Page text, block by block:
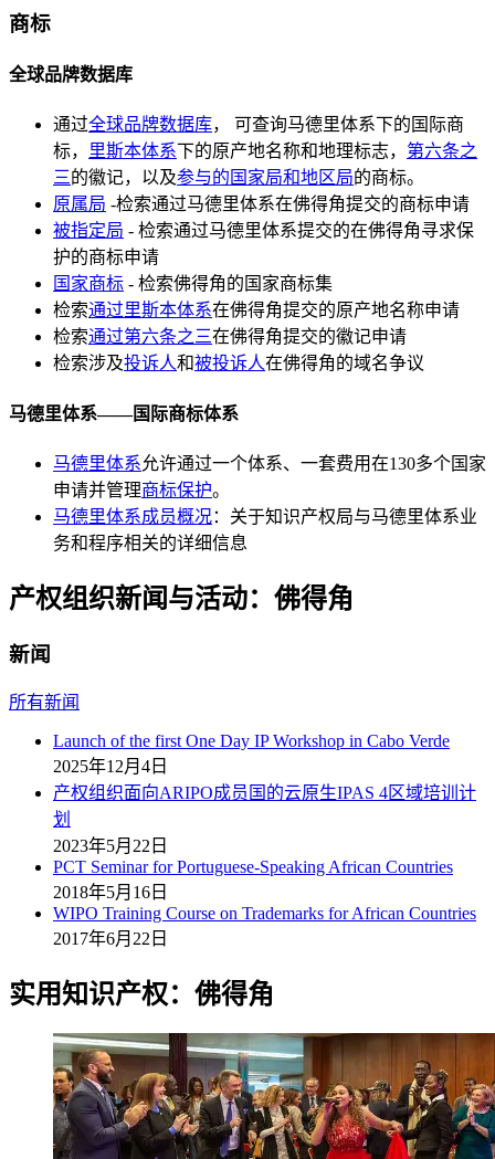
商标
全球品牌数据库
通过全球品牌数据库， 可查询马德里体系下的国际商
标，
里斯本体系下的原产地名称和地理标志， 第六条之
三的徽记，以及参与的国家局和地区局的商标。
原属局 -检索通过马德里体系在佛得角提交的商标申请
被指定局 - 检索通过马德里体系提交的在佛得角寻求保
护的商标申请
国家商标 - 检索佛得角的国家商标集
检索通过里斯本体系在佛得角提交的原产地名称申请
检索通过第六条之三在佛得角提交的徽记申请
检索涉及投诉人和被投诉人在佛得角的域名争议
马德里体系——国际商标体系
马德里体系允许通过一个体系、一套费用在130多个国家
申请并管理商标保护。
马德里体系成员概况：关于知识产权局与马德里体系业
务和程序相关的详细信息
产权组织新闻与活动：佛得角
新闻
所有新闻
Launch of the first One Day IP Workshop in Cabo Verde
2025年12月4日
产权组织面向ARIPO成员国的云原生IPAS 4区域培训计
划
2023年5月22日
PCT Seminar for Portuguese-Speaking African Countries
2018年5月16日
WIPO Training Course on Trademarks for African Countries
2017年6月22日
实用知识产权：佛得角